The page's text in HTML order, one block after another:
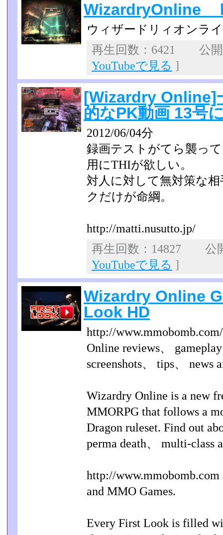
WizardryOnline
ウィザードリィオンラ
再生回数：6421 公
YouTubeで見る ]
[Wizardry Online]
的なPK動画 13号
2012/06/04分
録画テストがてら襲っ
用にTHIが欲しい。
対人に対して無対策な
クだけが命綱。
http://matti.nusutto.jp/
再生回数：14827 公
YouTubeで見る ]
Wizardry Online
Look HD
http://
Online reviews、
screenshots、 tips、 news
Wizardry Online is a new
MMORPG that follows a
Dragon ruleset. Find out
perma death、 multi-class
http://
and MMO Games.
Every First Look is filled